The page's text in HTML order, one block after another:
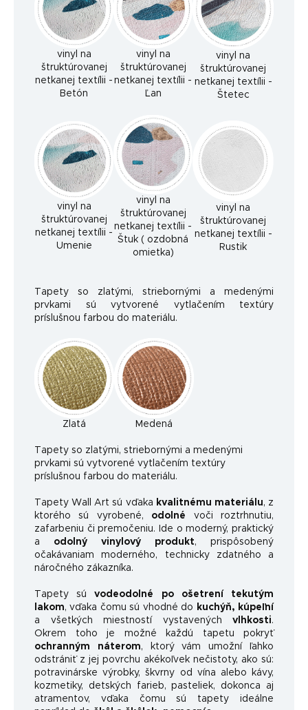
vinyl na
štruktúrovanej
netkanej textílii -
Betón
vinyl na
štruktúrovanej
netkanej textílii -
Ľan
vinyl na
štruktúrovanej
netkanej textílii -
Štetec
vinyl na
štruktúrovanej
netkanej textílii -
Umenie
vinyl na
štruktúrovanej
netkanej textílii -
Štuk ( ozdobná
omietka)
vinyl na
štruktúrovanej
netkanej textílii -
Rustik
Tapety so zlatými, striebornými a medenými
prvkami sú vytvorené vytlačením textúry
príslušnou farbou do materiálu.
Zlatá Medená
Tapety so zlatými, striebornými a medenými
prvkami sú vytvorené vytlačením textúry
príslušnou farbou do materiálu.
Tapety Wall Art sú vďaka kvalitnému materiálu, z
ktorého sú vyrobené, odolné voči roztrhnutiu,
zafarbeniu či premočeniu. Ide o moderný, praktický
a odolný vinylový produkt, prispôsobený
očakávaniam moderného, ​​technicky zdatného a
náročného zákazníka.
Tapety súvodeodolné po ošetrení tekutým
lakom, vďaka čomu sú vhodné do
kuchýň, kúpeľní
a všetkých miestností vystavených vlhkosti.
Okrem toho je možné každú tapetu pokryť
ochranným náterom, ktorý vám umožní ľahko
odstrániť z jej povrchu akékoľvek nečistoty, ako sú:
potravinárske výrobky, škvrny od vína alebo kávy,
kozmetiky, detských farieb, pasteliek, dokonca aj
atramentov, vďaka čomu sú tapety ideálne